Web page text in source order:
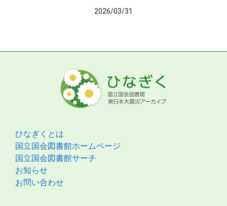
2026/03/31
ひなぎくとは
国立国会図書館ホームページ
国立国会図書館サーチ
お知らせ
お問い合わせ